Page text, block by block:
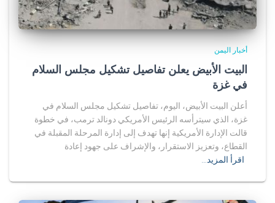
أخبار اليمن
البيت الأبيض يعلن تفاصيل تشكيل مجلس السلام
في غزة
أعلن البيت الأبيض، اليوم، تفاصيل تشكيل مجلس السلام في
غزة، الذي سيترأسه الرئيس الأمريكي دونالد ترمب، في خطوة
قالت الإدارة الأمريكية إنها تهدف إلى إدارة المرحلة المقبلة في
القطاع، وتعزيز الاستقرار، والإشراف على جهود إعادة
اقرأ المزيد…